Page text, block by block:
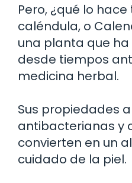
Pero, ¿qué lo
caléndula, o
una planta que ha
desde tiempos
medicina herbal.
Sus propiedades
antibacterianas y
convierten en un
cuidado de la piel.